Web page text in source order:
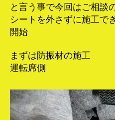
と言う事で今回はご相談
シートを外さずに施工で
開始
まずは防振材の施工
運転席側